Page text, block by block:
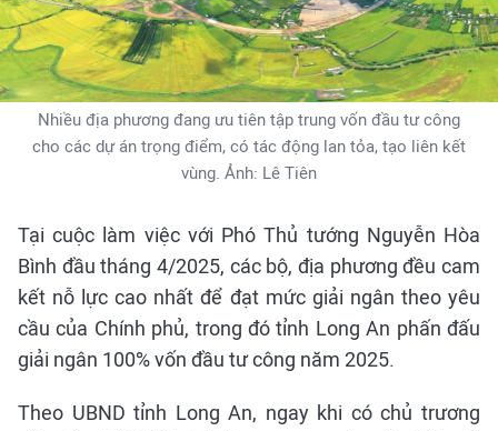
Nhiều địa phương đang ưu tiên tập trung vốn đầu tư công
cho các dự án trọng điểm, có tác động lan tỏa, tạo liên kết
vùng. Ảnh: Lê Tiên
Tại cuộc làm việc với Phó Thủ tướng Nguyễn Hòa
Bình đầu tháng 4/2025, các bộ, địa phương đều cam
kết nỗ lực cao nhất để đạt mức giải ngân theo yêu
cầu của Chính phủ, trong đó tỉnh Long An phấn đấu
giải ngân 100% vốn đầu tư công năm 2025.
Theo UBND tỉnh Long An, ngay khi có chủ trương